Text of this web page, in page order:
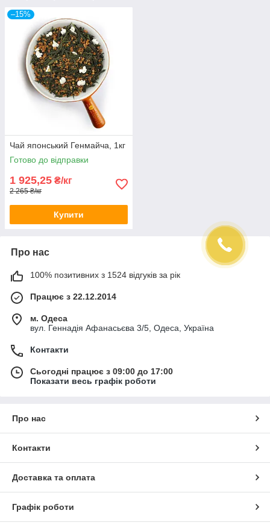
–15%
Чай японський Генмайча, 1кг
Готово до відправки
1 925,25 ₴/кг
2 265 ₴/кг
Купити
Про нас
100% позитивних з 1524 відгуків за рік
Працює з 22.12.2014
м. Одеса
вул. Геннадія Афанасьєва 3/5, Одеса, Україна
Контакти
Сьогодні працює з 09:00 до 17:00
Показати весь графік роботи
Про нас
Контакти
Доставка та оплата
Графік роботи